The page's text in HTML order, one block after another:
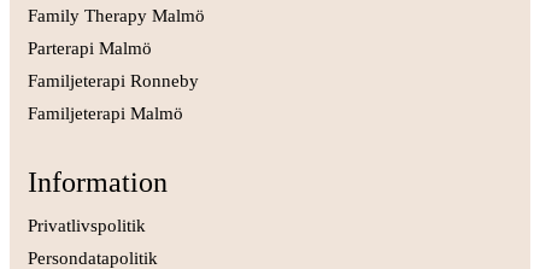
Family Therapy Malmö
Parterapi Malmö
Familjeterapi Ronneby
Familjeterapi Malmö
Information
Privatlivspolitik
Persondatapolitik